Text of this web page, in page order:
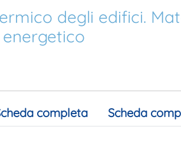
degli edifici.
completa Scheda